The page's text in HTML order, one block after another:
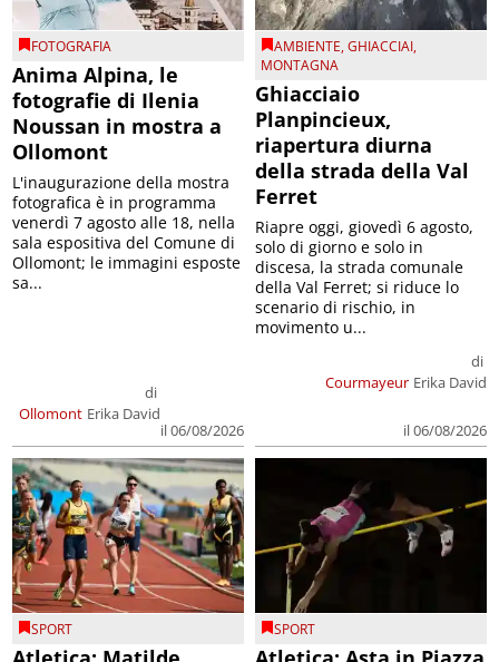
FOTOGRAFIA
Anima Alpina, le
fotografie di Ilenia
Noussan in mostra a
Ollomont
Ollomont
di
Erika David
il 06/08/2026
L'inaugurazione della mostra
fotografica è in programma
venerdì 7 agosto alle 18, nella
sala espositiva del Comune di
Ollomont; le immagini esposte
sa...
AMBIENTE,GHIACCIAI,
MONTAGNA
Ghiacciaio
Planpincieux,
riapertura diurna
della strada della Val
Ferret
Courmayeur
di
Erika David
il 06/08/2026
Riapre oggi, giovedì 6 agosto,
solo di giorno e solo in
discesa, la strada comunale
della Val Ferret; si riduce lo
scenario di rischio, in
movimento u...
SPORT SPORT